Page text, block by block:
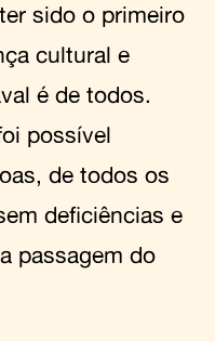
sido o primeiro
cultural e
é de todos.
possível
de todos os
deficiências e
passagem do